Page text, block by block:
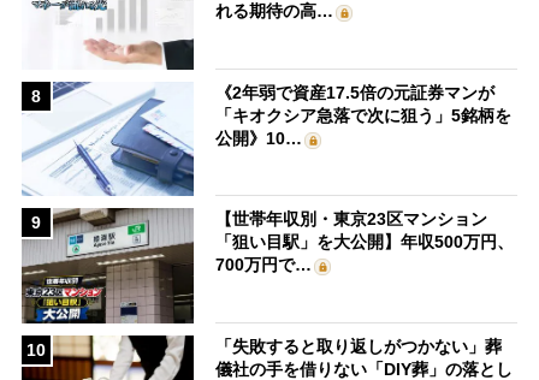
れる期待の高…
8
《2年弱で資産17.5倍の元証券マンが
「キオクシア急落で次に狙う」5銘柄を
公開》10…
9
【世帯年収別・東京23区マンション
「狙い目駅」を大公開】年収500万円、
700万円で…
10
「失敗すると取り返しがつかない」葬
儀社の手を借りない「DIY葬」の落とし